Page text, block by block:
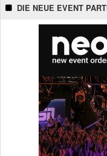
DIE NEUE EVENT